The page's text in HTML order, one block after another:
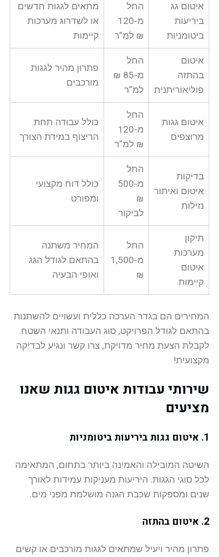
איטום גג
ביריעות
ביטומניות
החל
מ-120
₪ למ”ר
מתאים לגגות חדשים
או לשדרוג מערכות
קיימות
איטום
בהתזה
פוליאוריתנית
החל
מ-85 ₪
למ”ר
פתרון מהיר לגגות
מורכבים
איטום גגות
מרוצפים
החל
מ-120
₪ למ”ר
כולל עבודה תחת
הריצוף במידת הצורך
בדיקות
איטום ואיתור
נזילות
החל
מ-500
₪
לביקור
כולל דוח מקצועי
ומפורט
תיקון
מערכות
איטום
קיימות
החל
מ-1,500
₪
המחיר משתנה
בהתאם לגודל הגג
ואופי הבעיה
המחירים הם בגדר הערכה כללית ועשויים להשתנות
בהתאם לגודל הפרויקט, סוג העבודה ותנאי השטח.
לקבלת הצעת מחיר מדויקת, צרו קשר ונגיע לבדיקה
מקצועית!
שירותי עבודות איטום גגות שאנו
מציעים
1. איטום גגות ביריעות ביטומניות
השיטה המובילה והאמינה ביותר בתחום, המתאימה
לכל סוגי הגגות. היריעות מעניקות עמידות לאורך
שנים ומספקות שכבת הגנה מושלמת מפני מים.
2. איטום בהתזה
פתרון מהיר ויעיל שמתאים לגגות מורכבים או קשים